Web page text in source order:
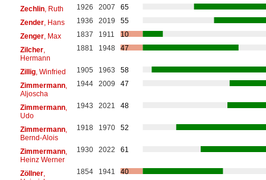
Zechlin, Ruth 1926 2007
65
Zender, Hans 1936 2019
55
Zenger, Max 1837 1911
10
Zilcher,
Hermann
1881 1948 47
Zillig, Winfried 1905 1963
58
Zimmermann,
Aljoscha
1944 2009 47
Zimmermann,
Udo
1943 2021 48
Zimmermann,
Bernd-Alois
1918 1970 52
Zimmermann,
Heinz Werner
1930 2022 61
Zöllner,
1854 1941 40